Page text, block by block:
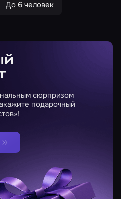
До 6 человек
сюрпризом
подарочный